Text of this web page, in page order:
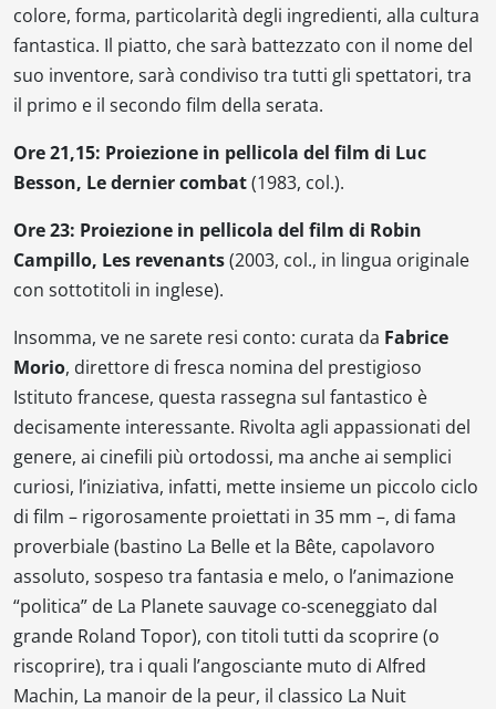
colore, forma, particolarità degli ingredienti, alla cultura
fantastica. Il piatto, che sarà battezzato con il nome del
suo inventore, sarà condiviso tra tutti gli spettatori, tra
il primo e il secondo film della serata.
Ore 21,15: Proiezione in pellicola del film di Luc
Besson, Le dernier combat(1983, col.).
Ore 23: Proiezione in pellicola del film di Robin
Campillo, Les revenants(2003, col., in lingua originale
con sottotitoli in inglese).
Insomma, ve ne sarete resi conto: curata da Fabrice
Morio, direttore di fresca nomina del prestigioso
Istituto francese, questa rassegna sul fantastico è
decisamente interessante. Rivolta agli appassionati del
genere, ai cinefili più ortodossi, ma anche ai semplici
curiosi, l’iniziativa, infatti, mette insieme un piccolo ciclo
di film – rigorosamente proiettati in 35 mm –, di fama
proverbiale (bastino La Belle et la Bête, capolavoro
assoluto, sospeso tra fantasia e melo, o l’animazione
“politica” de La Planete sauvage co-sceneggiato dal
grande Roland Topor), con titoli tutti da scoprire (o
riscoprire), tra i quali l’angosciante muto di Alfred
Machin, La manoir de la peur, il classico La Nuit